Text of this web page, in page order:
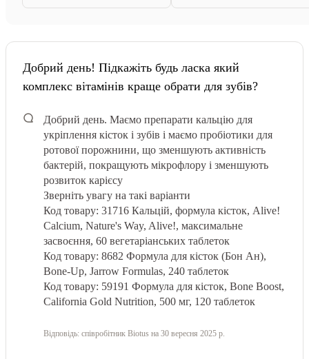
Добрий день! Підкажіть будь ласка який
комплекс вітамінів краще обрати для зубів?
Добрий день. Маємо препарати кальцію для
укріплення кісток і зубів і маємо пробіотики для
ротової порожнини, що зменшують активність
бактерій, покращують мікрофлору і зменшують
розвиток карієсу
Зверніть увагу на такі варіанти
Код товару: 31716 Кальцій, формула кісток, Alive!
Calcium, Nature's Way, Alive!, максимальне
засвоєння, 60 вегетаріанських таблеток
Код товару: 8682 Формула для кісток (Бон Ан),
Bone-Up, Jarrow Formulas, 240 таблеток
Код товару: 59191 Формула для кісток, Bone Boost,
California Gold Nutrition, 500 мг, 120 таблеток
Відповідь: співробітник Biotus на 30 вересня 2025 р.